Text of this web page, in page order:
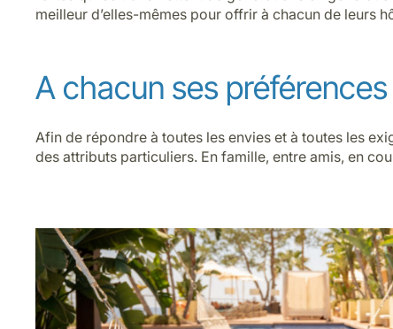
meilleur d’elles-mêmes pour offrir à chacun de leurs
A chacun ses préférences
Afin de répondre à toutes les envies et à toutes les
des attributs particuliers. En famille, entre amis, en